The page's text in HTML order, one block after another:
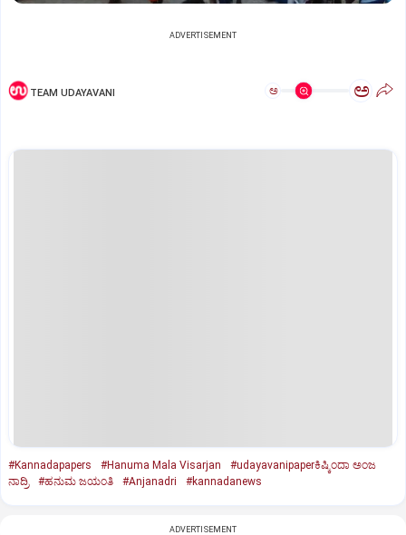
ADVERTISEMENT
TEAM UDAYAVANI ಅ ಅ
#Kannadapapers #Hanuma Mala Visarjan
#udayavanipaperಕಿಷ್ಕಿಂದಾ ಅಂಜ
ನಾದ್ರಿ
#ಹನುಮ ಜಯಂತಿ #Anjanadri #kannadanews
ADVERTISEMENT